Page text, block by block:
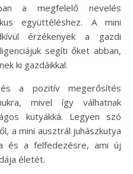
a megfelelő nevelés
együttéléshez. A mini
érzékenyek a gazdi
segíti őket abban,
ki gazdáikkal.
a pozitív megerősítés
mivel így válhatnak
kutyákká. Legyen szó
a mini ausztrál juhászkutya
és a felfedezésre, ami új
életét.